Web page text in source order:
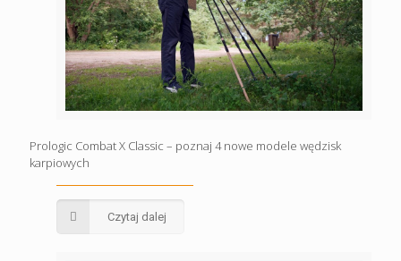
Prologic Combat X Classic – poznaj 4 nowe modele wędzisk
karpiowych
Czytaj dalej